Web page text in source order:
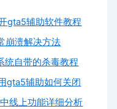
gta5辅助软件教程
崩溃解决方法
统自带的杀毒教程
gta5辅助如何关闭
线上功能详细分析